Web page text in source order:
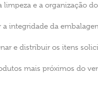
e a organização
integridade da
e distribuir os itens
mais próximos do